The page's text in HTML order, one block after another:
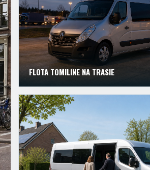
FLOTA TOMILINE NA TRASIE